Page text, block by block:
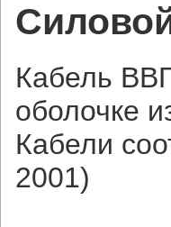
Кабель
оболочке
Кабели
2001)